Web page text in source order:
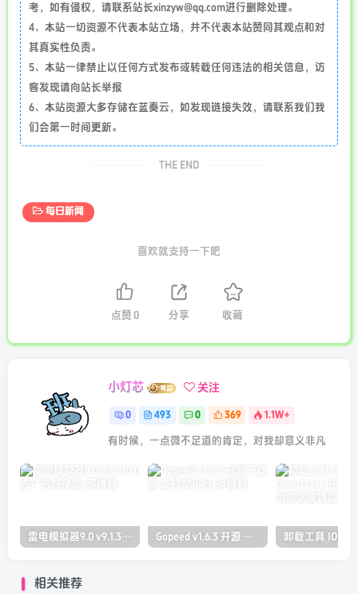
考，如有侵权，请联系站长xinzyw@qq.com进行删除处理。
4、本站一切资源不代表本站立场，并不代表本站赞同其观点和对
其真实性负责。
5、本站一律禁止以任何方式发布或转载任何违法的相关信息，访
客发现请向站长举报
6、本站资源大多存储在蓝奏云，如发现链接失效，请联系我们我
们会第一时间更新。
THE END
每日新闻
喜欢就支持一下吧
点赞 0 分享 收藏
小灯芯 关注
0 493 0 369 1.1W+
有时候，一点微不足道的肯定，对我却意义非凡
雷电模拟器9.0 v9.1.30.0 去广告纯净版 Gopeed v1.6.3 开源下载器 支持全平台
相关推荐